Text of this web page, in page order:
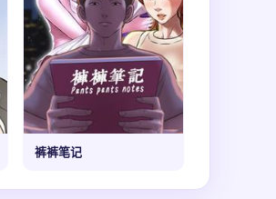
裤裤笔记